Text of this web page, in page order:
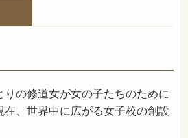
528150-4
月
の修道女が女の子たちのために
、世界中に広がる女子校の創設